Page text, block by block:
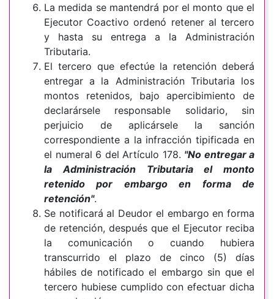
La medida se mantendrá por el monto que el
Ejecutor Coactivo ordenó retener al tercero
y hasta su entrega a la Administración
Tributaria.
El tercero que efectúe la retención deberá
entregar a la Administración Tributaria los
montos retenidos, bajo apercibimiento de
declarársele responsable solidario, sin
perjuicio de aplicársele la sanción
correspondiente a la infracción tipificada en
el numeral 6 del Artículo 178. "No entregar a
la Administración Tributaria el monto
retenido por embargo en forma de
retención".
Se notificará al Deudor el embargo en forma
de retención, después que el Ejecutor reciba
la comunicación o cuando hubiera
transcurrido el plazo de cinco (5) días
hábiles de notificado el embargo sin que el
tercero hubiese cumplido con efectuar dicha